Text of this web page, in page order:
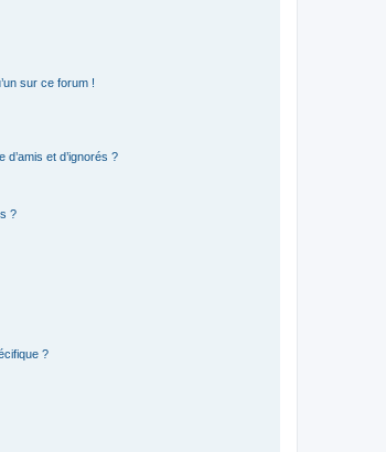
sur ce forum !
et d’ignorés ?
?
?